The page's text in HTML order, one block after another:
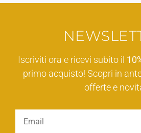
Iscriviti ora e ricevi subito il
primo acquisto! Scopri in
offerte e